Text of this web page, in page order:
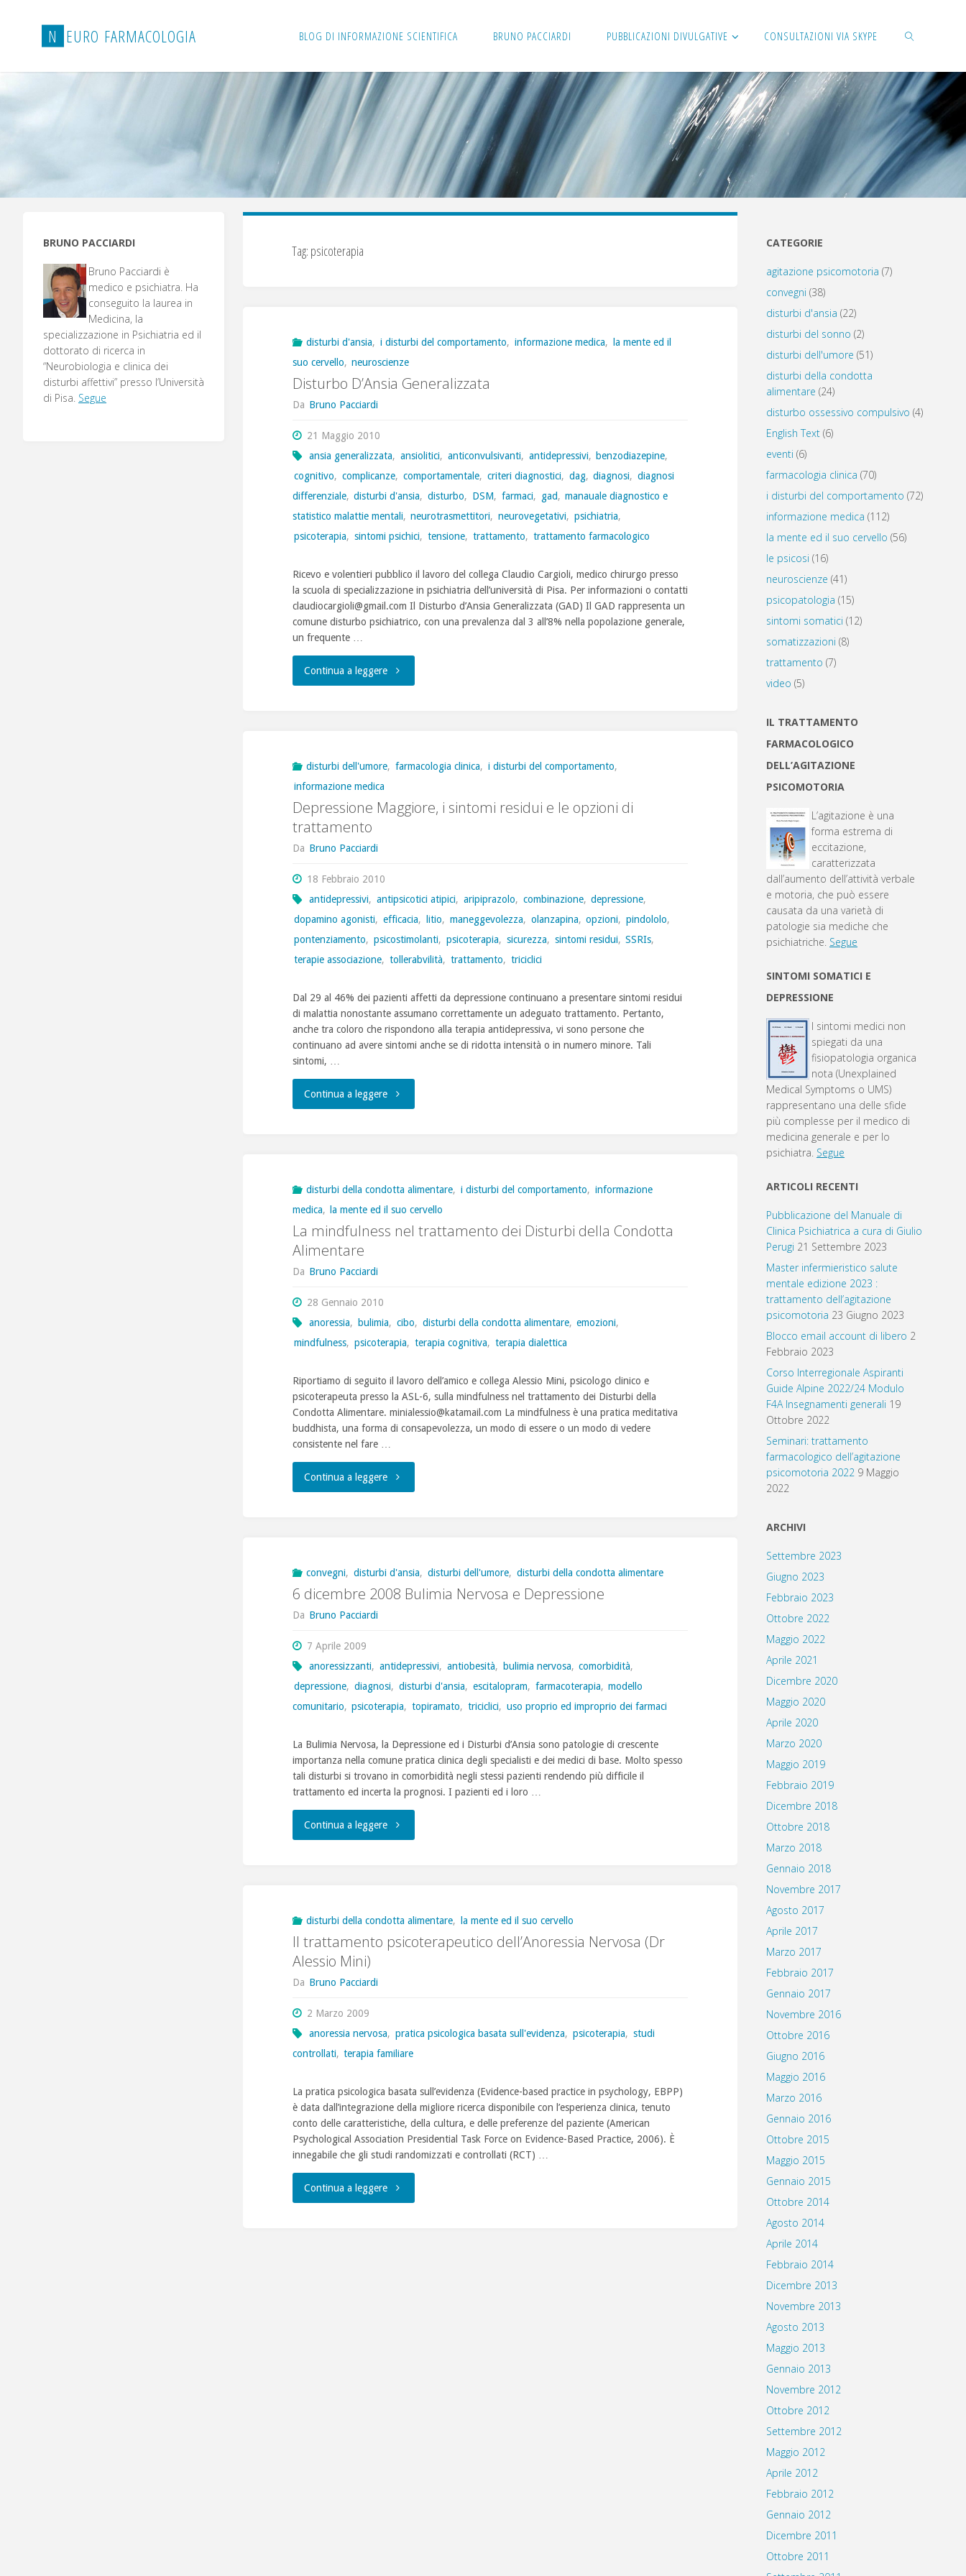
N EURO FARMACOLOGIA BLOG DI INFORMAZIONE SCIENTIFICA BRUNO PACCIARDI PUBBLICAZIONI DIVULGATIVE CONSULTAZIONI VIA SKYPE
CERCA
Tag: psicoterapia
disturbi d'ansia, i disturbi del comportamento, informazione medica,
la mente ed il
suo cervello, neuroscienze
Disturbo D’Ansia Generalizzata
Da Bruno Pacciardi
21 Maggio 2010
ansia generalizzata, ansiolitici, anticonvulsivanti, antidepressivi, benzodiazepine,
cognitivo, complicanze, comportamentale, criteri diagnostici, dag, diagnosi, diagnosi
differenziale, disturbi d'ansia, disturbo, DSM, farmaci, gad, manauale diagnostico e
statistico malattie mentali, neurotrasmettitori, neurovegetativi, psichiatria,
psicoterapia, sintomi psichici, tensione, trattamento, trattamento farmacologico
Ricevo e volentieri pubblico il lavoro del collega Claudio Cargioli, medico chirurgo presso
la scuola di specializzazione in psichiatria dell’università di Pisa. Per informazioni o contatti
claudiocargioli@gmail.com Il Disturbo d’Ansia Generalizzata (GAD) Il GAD rappresenta un
comune disturbo psichiatrico, con una prevalenza dal 3 all’8% nella popolazione generale,
un frequente …
Continua a leggere"Disturbo
disturbi dell'umore, farmacologia clinica, i disturbi del comportamento,
informazione medica
Depressione Maggiore, i sintomi residui e le opzioni di
trattamento
Da Bruno Pacciardi
18 Febbraio 2010
antidepressivi, antipsicotici atipici, aripiprazolo, combinazione, depressione,
dopamino agonisti, efficacia, litio, maneggevolezza, olanzapina, opzioni, pindololo,
pontenziamento, psicostimolanti, psicoterapia, sicurezza, sintomi residui, SSRIs,
terapie associazione, tollerabvilità, trattamento, triciclici
Dal 29 al 46% dei pazienti affetti da depressione continuano a presentare sintomi residui
di malattia nonostante assumano correttamente un adeguato trattamento. Pertanto,
anche tra coloro che rispondono alla terapia antidepressiva, vi sono persone che
continuano ad avere sintomi anche se di ridotta intensità o in numero minore. Tali
sintomi, …
Continua a leggere"Depressione
sintomi
residui
disturbi della condotta alimentare, i disturbi del comportamento, informazione
medica, la mente ed il suo cervello
La mindfulness nel trattamento dei Disturbi della Condotta
Alimentare
Da Bruno Pacciardi
28 Gennaio 2010
anoressia, bulimia, cibo, disturbi della condotta alimentare, emozioni,
mindfulness, psicoterapia, terapia cognitiva, terapia dialettica
Riportiamo di seguito il lavoro dell’amico e collega Alessio Mini, psicologo clinico e
psicoterapeuta presso la ASL-6, sulla mindfulness nel trattamento dei Disturbi della
Condotta Alimentare. minialessio@katamail.com La mindfulness è una pratica meditativa
buddhista, una forma di consapevolezza, un modo di essere o un modo di vedere
consistente nel fare …
Continua a leggere"La
trattamento
dei
Condotta
convegni, disturbi d'ansia, disturbi dell'umore, disturbi della condotta alimentare
6 dicembre 2008 Bulimia Nervosa e Depressione
Da Bruno Pacciardi
7 Aprile 2009
anoressizzanti, antidepressivi, antiobesità, bulimia nervosa, comorbidità,
depressione, diagnosi, disturbi d'ansia, escitalopram, farmacoterapia, modello
comunitario, psicoterapia, topiramato, triciclici, uso proprio ed improprio dei farmaci
La Bulimia Nervosa, la Depressione ed i Disturbi d’Ansia sono patologie di crescente
importanza nella comune pratica clinica degli specialisti e dei medici di base. Molto spesso
tali disturbi si trovano in comorbidità negli stessi pazienti rendendo più difficile il
trattamento ed incerta la prognosi. I pazienti ed i loro …
Continua a leggere"6
Bulimia
Nervosa
disturbi della condotta alimentare, la mente ed il suo cervello
Il trattamento psicoterapeutico dell’Anoressia Nervosa (Dr
Alessio Mini)
Da Bruno Pacciardi
2 Marzo 2009
anoressia nervosa, pratica psicologica basata sull'evidenza, psicoterapia, studi
controllati, terapia familiare
La pratica psicologica basata sull’evidenza (Evidence-based practice in psychology, EBPP)
è data dall’integrazione della migliore ricerca disponibile con l’esperienza clinica, tenuto
conto delle caratteristiche, della cultura, e delle preferenze del paziente (American
Psychological Association Presidential Task Force on Evidence-Based Practice, 2006). È
innegabile che gli studi randomizzati e controllati (RCT) …
Continua a leggere"Il
BRUNO PACCIARDI
Bruno Pacciardi è
medico e psichiatra. Ha
conseguito la laurea in
Medicina, la
specializzazione in Psichiatria ed il
dottorato di ricerca in
“Neurobiologia e clinica dei
disturbi affettivi” presso l’Università
di Pisa. Segue
CATEGORIE
agitazione psicomotoria (7)
convegni (38)
disturbi d'ansia (22)
disturbi del sonno (2)
disturbi dell'umore (51)
disturbi della condotta
alimentare (24)
disturbo ossessivo compulsivo (4)
English Text (6)
eventi (6)
farmacologia clinica (70)
i disturbi del comportamento (72)
informazione medica (112)
la mente ed il suo cervello (56)
le psicosi (16)
neuroscienze (41)
psicopatologia (15)
sintomi somatici (12)
somatizzazioni (8)
trattamento (7)
video (5)
IL TRATTAMENTO
FARMACOLOGICO
DELL’AGITAZIONE
PSICOMOTORIA
L’agitazione è una
forma estrema di
eccitazione,
caratterizzata
dall’aumento dell’attività verbale
e motoria, che può essere
causata da una varietà di
patologie sia mediche che
psichiatriche. Segue
SINTOMI SOMATICI E
DEPRESSIONE
I sintomi medici non
spiegati da una
fisiopatologia organica
nota (Unexplained
Medical Symptoms o UMS)
rappresentano una delle sfide
più complesse per il medico di
medicina generale e per lo
psichiatra. Segue
ARTICOLI RECENTI
Pubblicazione del Manuale di
Clinica Psichiatrica a cura di Giulio
Perugi 21 Settembre 2023
Master infermieristico salute
mentale edizione 2023 :
trattamento dell’agitazione
psicomotoria 23 Giugno 2023
Blocco email account di libero 2
Febbraio 2023
Corso Interregionale Aspiranti
Guide Alpine 2022/24 Modulo
F4A Insegnamenti generali 19
Ottobre 2022
Seminari: trattamento
farmacologico dell’agitazione
psicomotoria 2022 9 Maggio
2022
ARCHIVI
Settembre 2023
Giugno 2023
Febbraio 2023
Ottobre 2022
Maggio 2022
Aprile 2021
Dicembre 2020
Maggio 2020
Aprile 2020
Marzo 2020
Maggio 2019
Febbraio 2019
Dicembre 2018
Ottobre 2018
Marzo 2018
Gennaio 2018
Novembre 2017
Agosto 2017
Aprile 2017
Marzo 2017
Febbraio 2017
Gennaio 2017
Novembre 2016
Ottobre 2016
Giugno 2016
Maggio 2016
Marzo 2016
Gennaio 2016
Ottobre 2015
Maggio 2015
Gennaio 2015
Ottobre 2014
Agosto 2014
Aprile 2014
Febbraio 2014
Dicembre 2013
Novembre 2013
Agosto 2013
Maggio 2013
Gennaio 2013
Novembre 2012
Ottobre 2012
Settembre 2012
Maggio 2012
Aprile 2012
Febbraio 2012
Gennaio 2012
Dicembre 2011
Ottobre 2011